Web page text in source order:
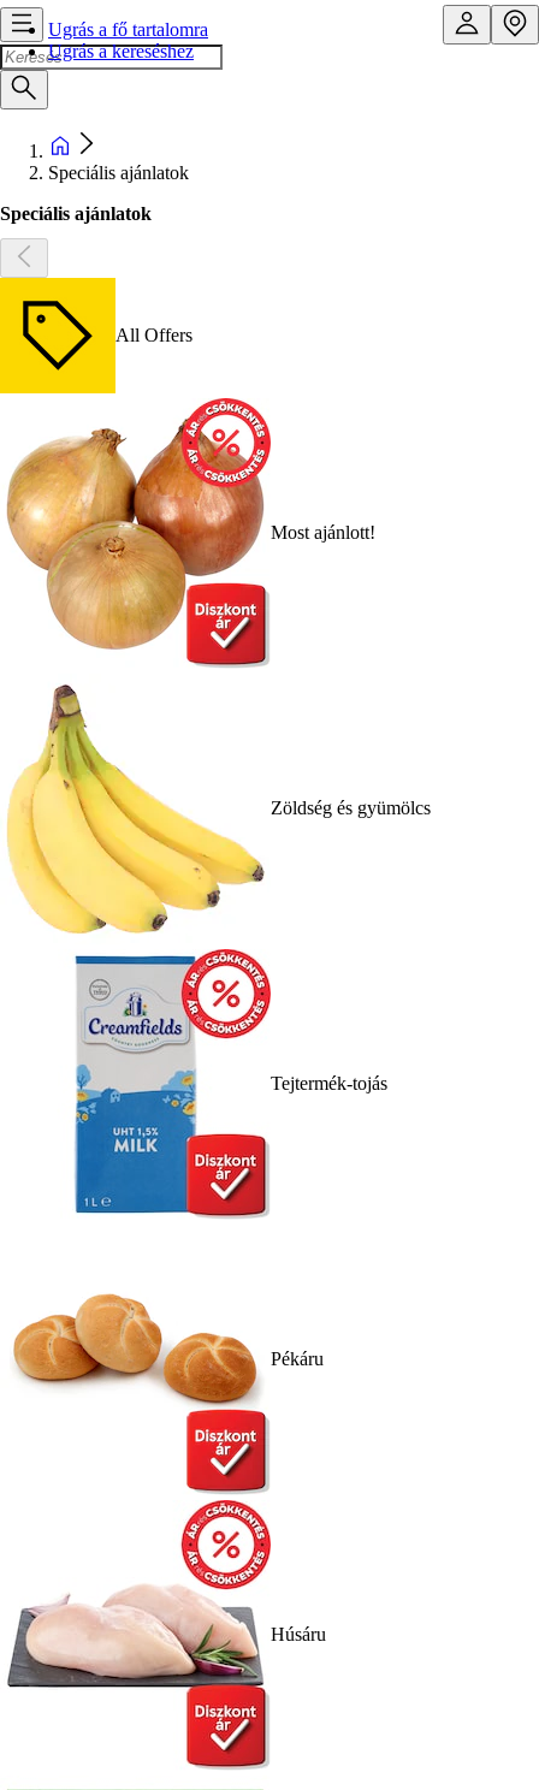
Ugrás a fő tartalomra
Ugrás a kereséshez
Speciális ajánlatok
Speciális ajánlatok
All Offers
Most ajánlott!
Zöldség és gyümölcs
Tejtermék-tojás
Pékáru
Húsáru